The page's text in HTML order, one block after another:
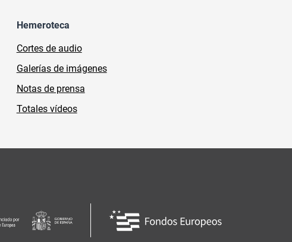
Hemeroteca
Cortes de audio
Galerías de imágenes
Notas de prensa
Totales vídeos